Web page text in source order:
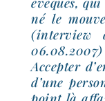
né le
(inter­view
Accepter
d’une